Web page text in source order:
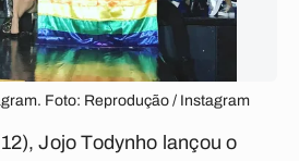
Foto: Reprodução / Instagram
Jojo Todynho lançou o